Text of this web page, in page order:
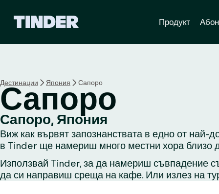
Н
а
ч
л
о
Продукт
Дестинации Япония Сапоро
Сапоро
Сапоро, Япония
Виж как вървят запознанствата в едно от
в Tinder ще намериш много местни хора близо
Използвай Tinder, за да намериш съвпадение
да си направиш среща на кафе. Или излез на